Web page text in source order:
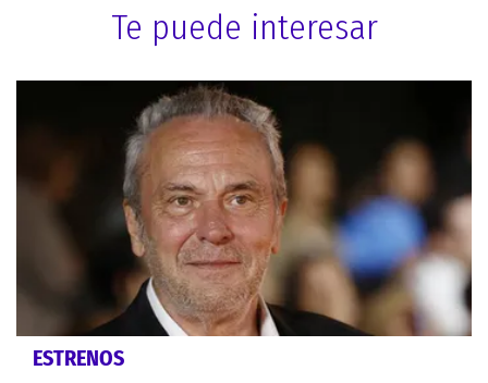
Te puede interesar
ESTRENOS